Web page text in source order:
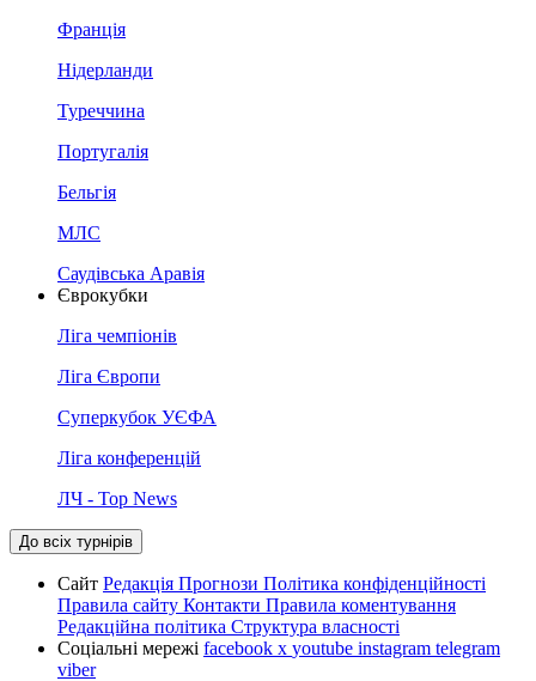
Франція
Нідерланди
Туреччина
Португалія
Бельгія
МЛС
Саудівська Аравія
Єврокубки
Ліга чемпіонів
Ліга Європи
Суперкубок УЄФА
Ліга конференцій
ЛЧ - Top News
До всіх турнірів
Сайт Редакція Прогнози Політика конфіденційності
Правила сайту Контакти Правила коментування
Редакційна політика Структура власності
Соціальні мережі facebook x youtube instagram telegram
viber